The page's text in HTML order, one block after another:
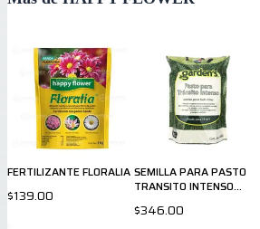
FERTILIZANTE FLORALIA
$139.00
SEMILLA PARA PASTO
TRANSITO INTENSO
$346.00